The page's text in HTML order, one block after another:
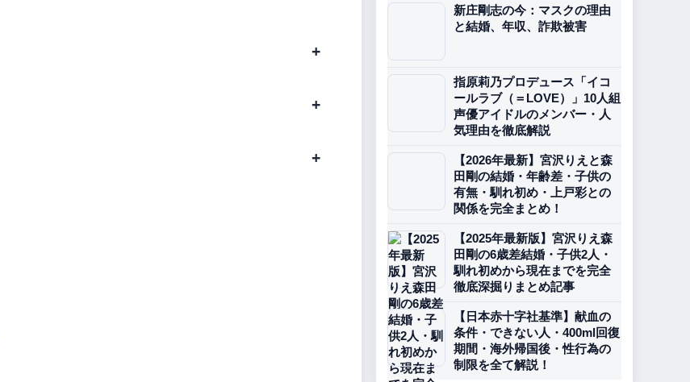
新庄剛志の今：マスクの理由
と結婚、年収、詐欺被害
指原莉乃プロデュース「イコ
ールラブ（＝LOVE）」10人組
声優アイドルのメンバー・人
気理由を徹底解説
【2026年最新】宮沢りえと森
田剛の結婚・年齢差・子供の
有無・馴れ初め・上戸彩との
関係を完全まとめ！
【2025年最新版】宮沢りえ森
田剛の6歳差結婚・子供2人・
馴れ初めから現在までを完全
徹底深掘りまとめ記事
【日本赤十字社基準】献血の
条件・できない人・400ml回復
期間・海外帰国後・性行為の
制限を全て解説！